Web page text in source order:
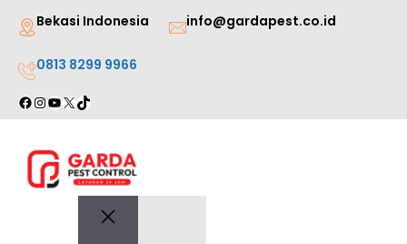
Lewati
konten
Bekasi Indonesia info@gardapest.co.id
0813 8299 9966
Facebook
Instagram
YouTube
X TikTok